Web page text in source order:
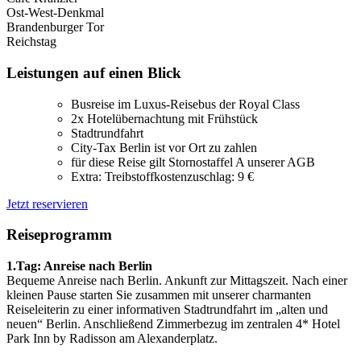
Ost-West-Denkmal
Brandenburger Tor
Reichstag
Leistungen auf einen Blick
Busreise im Luxus-Reisebus der Royal Class
2x Hotelübernachtung mit Frühstück
Stadtrundfahrt
City-Tax Berlin ist vor Ort zu zahlen
für diese Reise gilt Stornostaffel A unserer AGB
Extra: Treibstoffkostenzuschlag: 9 €
Jetzt reservieren
Reiseprogramm
1.Tag: Anreise nach Berlin
Bequeme Anreise nach Berlin. Ankunft zur Mittagszeit. Nach einer
kleinen Pause starten Sie zusammen mit unserer charmanten
Reiseleiterin zu einer informativen Stadtrundfahrt im „alten und
neuen“ Berlin. Anschließend Zimmerbezug im zentralen 4* Hotel
Park Inn by Radisson am Alexanderplatz.